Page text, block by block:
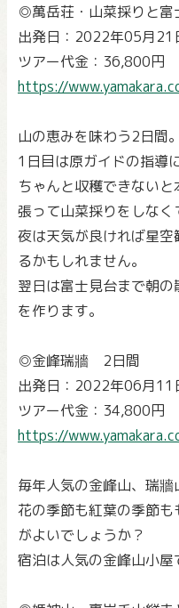
◎萬岳荘・山菜採りと
出発日：2022年05月21
ツアー代金：36,800円
https://
山の恵みを味わう2日間。
1日目は原ガイドの指導
ちゃんと収穫できない
張って山菜採りをしなく
夜は天気が良ければ星
るかもしれません。
翌日は富士見台まで朝
を作ります。
◎金峰瑞牆 2日間
出発日：2022年06月11
ツアー代金：34,800円
https://
毎年人気の金峰山、瑞牆
花の季節も紅葉の季節
がよいでしょうか？
宿泊は人気の金峰山小屋